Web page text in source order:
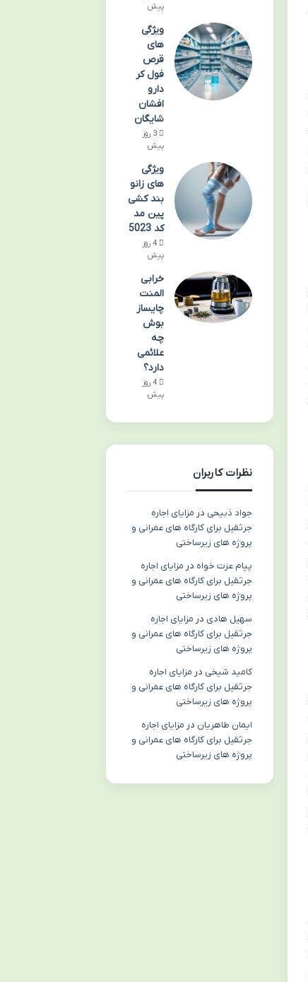
پیش
ویژگی
های
قرص
فول کر
دارو
افشان
شایگان
3 روز
پیش
ویژگی
های زانو
بند کشی
پین مد
کد 5023
4 روز
پیش
خرابی
المنت
چایساز
بوش
چه
علائمی
دارد؟
4 روز
پیش
نظرات کاربران
جواد ذبیحی در مزایای اجاره
جرثقیل برای کارگاه های عمرانی و
پروژه های زیرساختی
پیام عزت خواه در مزایای اجاره
جرثقیل برای کارگاه های عمرانی و
پروژه های زیرساختی
سهیل هادی در مزایای اجاره
جرثقیل برای کارگاه های عمرانی و
پروژه های زیرساختی
کامید شیخی در مزایای اجاره
جرثقیل برای کارگاه های عمرانی و
پروژه های زیرساختی
ایمان طاهریان در مزایای اجاره
جرثقیل برای کارگاه های عمرانی و
پروژه های زیرساختی